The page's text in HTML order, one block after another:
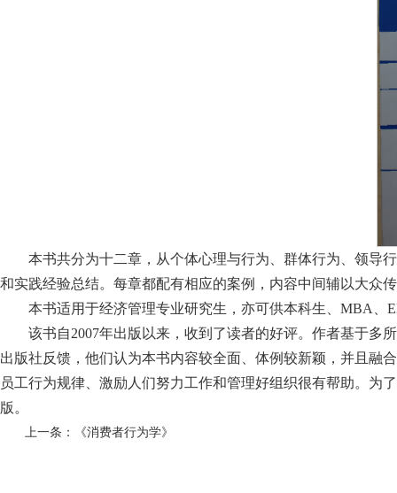
本书共分为十二章，从个体心理与行为、群体行为、领导
和实践经验总结。每章都配有相应的案例，内容中间辅以大众
本书适用于经济管理专业研究生，亦可供本科生、MBA
该书自2007年出版以来，收到了读者的好评。作者基于
出版社反馈，他们认为本书内容较全面、体例较新颖，并且融
员工行为规律、激励人们努力工作和管理好组织很有帮助。为
版。
上一条： 《消费者行为学》